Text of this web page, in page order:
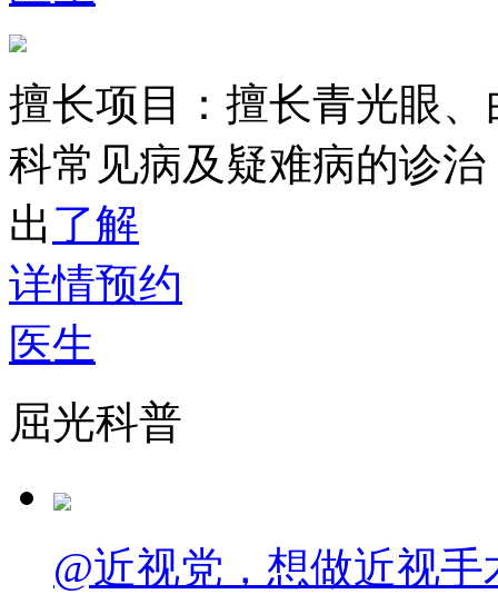
擅长项目： 擅长青光眼
科常见病及疑难病的诊
出 了解
详情预约
医生
屈光科普
@近视党，想做近视